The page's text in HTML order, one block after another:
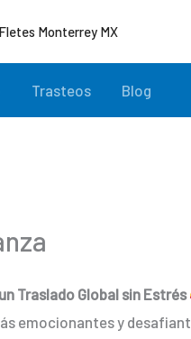
Fletes Monterrey MX
Trasteos Blog
Traslado Global sin Estrés
emocionantes y